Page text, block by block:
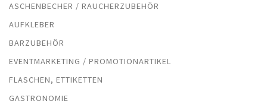
ASCHENBECHER / RAUCHERZUBEHÖR
AUFKLEBER
BARZUBEHÖR
EVENTMARKETING / PROMOTIONARTIKEL
FLASCHEN, ETTIKETTEN
GASTRONOMIE